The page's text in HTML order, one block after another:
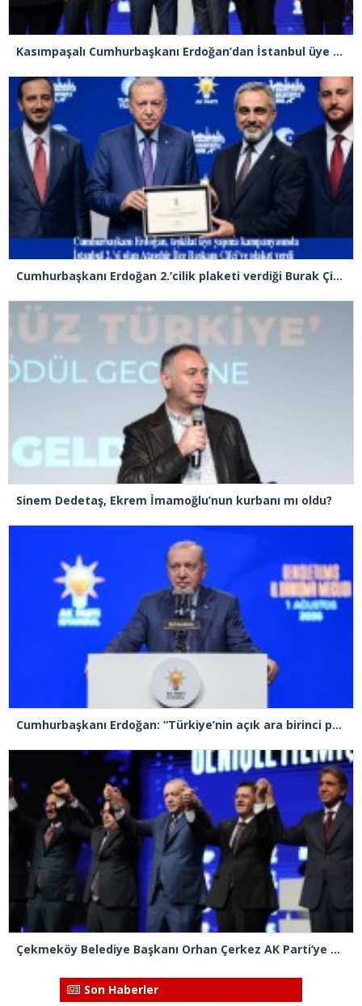
Kasımpaşalı Cumhurbaşkanı Erdoğan’dan İstanbul üye birincisi Beyoğlu İlçe Başkanı Kasım Fırat’a plaket
Cumhurbaşkanı Erdoğan 2.’cilik plaketi verdiği Burak Çifci’den Ataşehir seçimlerini kazanma sözünü aldı
Sinem Dedetaş, Ekrem İmamoğlu’nun kurbanı mı oldu?
Cumhurbaşkanı Erdoğan: “Türkiye’nin açık ara birinci partisiyiz”
Çekmeköy Belediye Başkanı Orhan Çerkez AK Parti’ye katıldı
Son Haberler